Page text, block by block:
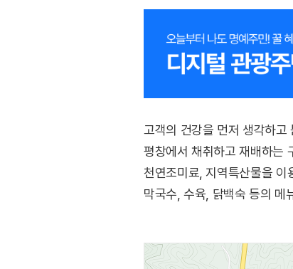
고객의 건강을 먼저 생각하고
평창에서 채취하고 재배하는
천연조미료, 지역특산물을
막국수, 수육, 닭백숙 등의 메